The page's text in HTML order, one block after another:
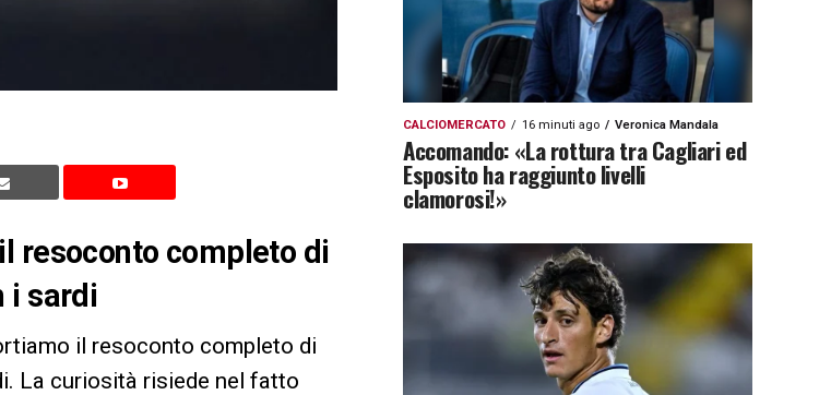
resoconto completo di
i sardi
il resoconto completo di
La curiosità risiede nel fatto
CALCIOMERCATO 16 minuti ago Veronica Mandala
Accomando: «La rottura tra Cagliari ed
Esposito ha raggiunto livelli
clamorosi!»